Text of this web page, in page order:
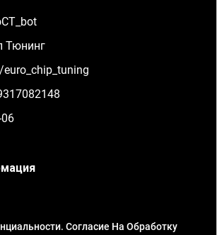
Тюнинг
Согласие На Обработку